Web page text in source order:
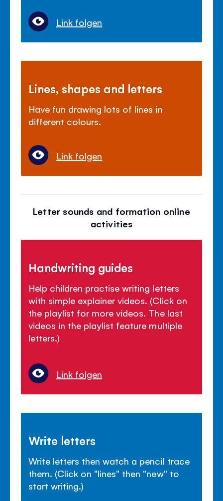
Link folgen
Lines, shapes and letters
Have fun drawing lots of lines in
different colours.
Link folgen
Letter sounds and formation online
activities
Handwriting guides
Help children practise writing letters
with simple explainer videos. (Click on
the playlist for more videos. The last
videos in the playlist feature multiple
letters.)
Link folgen
Write letters
Write letters then watch a pencil trace
them. (Click on "lines" then "new" to
start writing.)